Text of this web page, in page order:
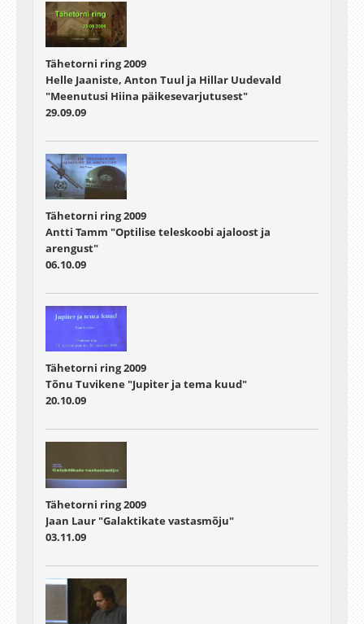
Tähetorni ring 2009
Helle Jaaniste, Anton Tuul ja Hillar Uudevald
"Meenutusi Hiina päikesevarjutusest"
29.09.09
Tähetorni ring 2009
Antti Tamm "Optilise teleskoobi ajaloost ja
arengust"
06.10.09
Tähetorni ring 2009
Tõnu Tuvikene "Jupiter ja tema kuud"
20.10.09
Tähetorni ring 2009
Jaan Laur "Galaktikate vastasmõju"
03.11.09